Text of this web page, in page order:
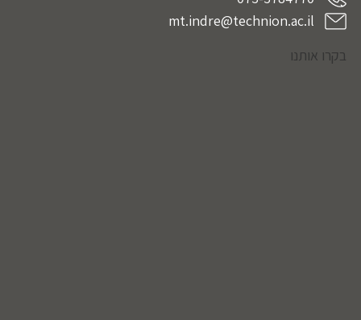
mt.indre@technion.ac.il
בקרו אותנו